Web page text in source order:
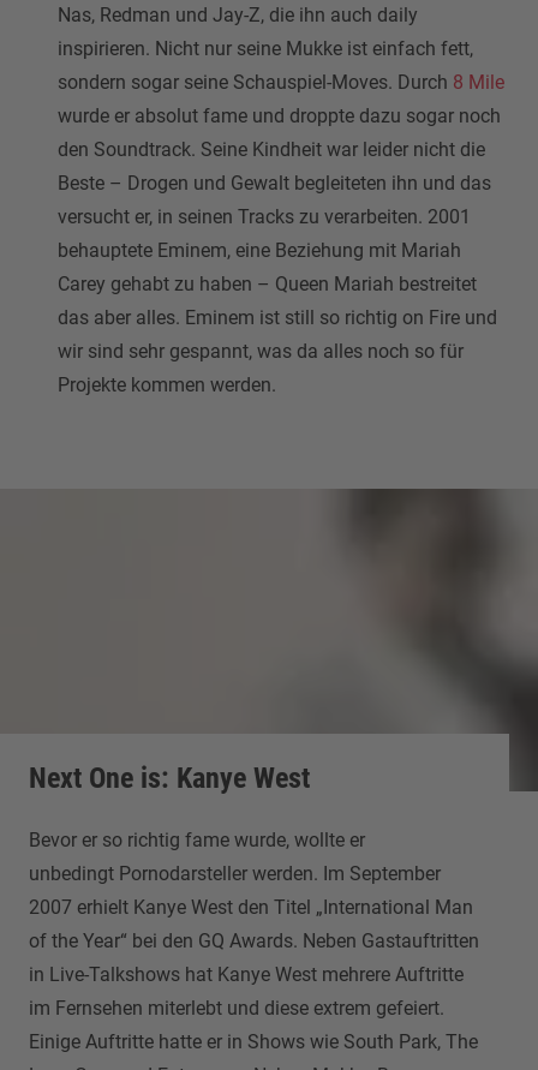
Nas, Redman und Jay-Z, die ihn auch daily
inspirieren. Nicht nur seine Mukke ist einfach fett,
sondern sogar seine Schauspiel-Moves. Durch 8 Mile
wurde er absolut fame und droppte dazu sogar noch
den Soundtrack. Seine Kindheit war leider nicht die
Beste – Drogen und Gewalt begleiteten ihn und das
versucht er, in seinen Tracks zu verarbeiten. 2001
behauptete Eminem, eine Beziehung mit Mariah
Carey gehabt zu haben – Queen Mariah bestreitet
das aber alles. Eminem ist still so richtig on Fire und
wir sind sehr gespannt, was da alles noch so für
Projekte kommen werden.
Next One is: Kanye West
Bevor er so richtig fame wurde, wollte er
unbedingt Pornodarsteller werden. Im September
2007 erhielt Kanye West den Titel „International Man
of the Year“ bei den GQ Awards. ‎Neben Gastauftritten
in Live-Talkshows hat Kanye West mehrere Auftritte
im Fernsehen miterlebt und diese extrem gefeiert.
Einige Auftritte hatte er in Shows wie South Park, The